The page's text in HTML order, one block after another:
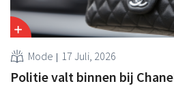
Mode 17 Juli, 2026
Politie valt binnen bij